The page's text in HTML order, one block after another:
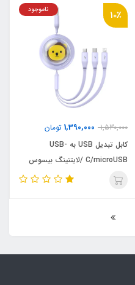
10٪
1,530,000
1,390,000 تومان
ناموجود
کابل تبدیل USB به USB-
C/microUSB /لایتنینگ بیسوس
مدل Leo Retractable طول 1.1 متر